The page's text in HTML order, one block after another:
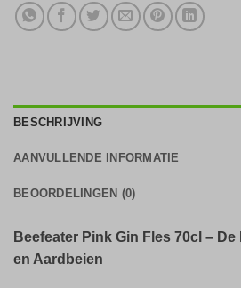
BESCHRIJVING
AANVULLENDE INFORMATIE
BEOORDELINGEN (0)
Beefeater Pink Gin Fles 70cl –
en Aardbeien